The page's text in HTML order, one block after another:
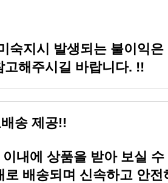
고해주시길 바랍니다. !!
송 제공!!
내에 상품을 받아 보실